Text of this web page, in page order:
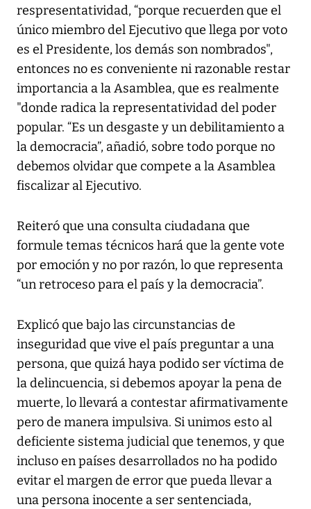
respresentatividad, “porque recuerden que el
único miembro del Ejecutivo que llega por voto
es el Presidente, los demás son nombrados",
entonces no es conveniente ni razonable restar
importancia a la Asamblea, que es realmente
"donde radica la representatividad del poder
popular. “Es un desgaste y un debilitamiento a
la democracia”, añadió, sobre todo porque no
debemos olvidar que compete a la Asamblea
fiscalizar al Ejecutivo.
Reiteró que una consulta ciudadana que
formule temas técnicos hará que la gente vote
por emoción y no por razón, lo que representa
“un retroceso para el país y la democracia”.
Explicó que bajo las circunstancias de
inseguridad que vive el país preguntar a una
persona, que quizá haya podido ser víctima de
la delincuencia, si debemos apoyar la pena de
muerte, lo llevará a contestar afirmativamente
pero de manera impulsiva. Si unimos esto al
deficiente sistema judicial que tenemos, y que
incluso en países desarrollados no ha podido
evitar el margen de error que pueda llevar a
una persona inocente a ser sentenciada,